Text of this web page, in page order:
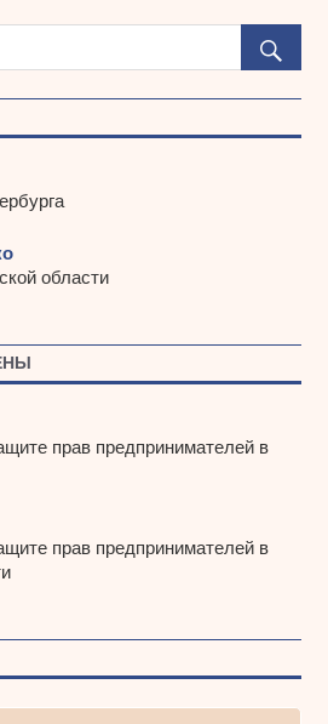
области
прав предпринимателей в
прав предпринимателей в